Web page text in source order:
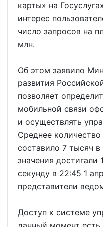
карты» на
интерес
число запросов на
млн.
Об этом заявило
развития
позволяет
мобильной связи
и осуществлять
Среднее
составило 7 тысяч
значения достигали
секунду в 22:45 1
представители
Доступ к системе